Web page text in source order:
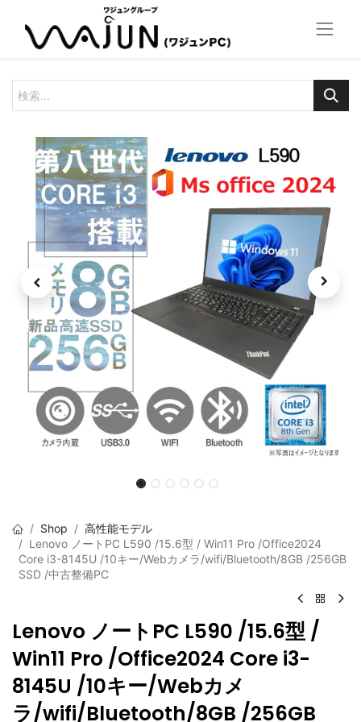
Shop
高性能モデル
Lenovo ノートPC L590 /15.6型 / Win11 Pro /Office2024
Core i3-8145U /10キー/Webカメラ/wifi/Bluetooth/8GB /256GB
SSD /中古整備PC
Lenovo ノートPC L590 /15.6型 /
Win11 Pro /Office2024 Core i3-
8145U /10キー/Webカメ
ラ/wifi/Bluetooth/8GB /256GB